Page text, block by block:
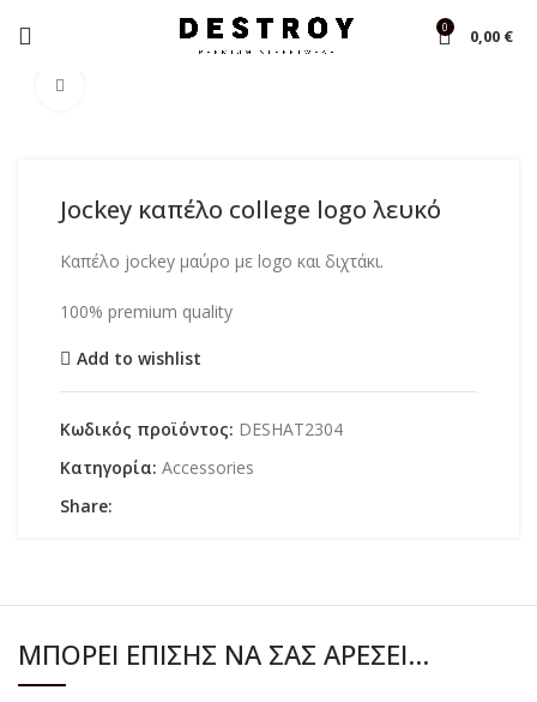
0 0,00 €
Accessories
Jockey καπέλο college logo λευκό
Καπέλο jockey μαύρο με logo και διχτάκι.
100% premium quality
Add to wishlist
Κωδικός προϊόντος: DESHAT2304
Κατηγορία: Accessories
Share:
ΜΠΟΡΕΊ ΕΠΊΣΗΣ ΝΑ ΣΑΣ ΑΡΈΣΕΙ…